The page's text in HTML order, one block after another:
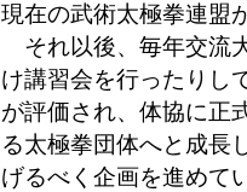
現在の武術太極拳連盟
それ以後、毎年交流
け講習会を行ったりし
が評価され、体協に正
る太極拳団体へと成長
げるべく企画を進めて